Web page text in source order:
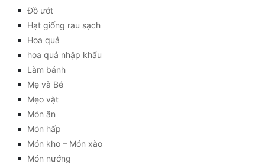
Đồ ướt
Hạt giống rau sạch
Hoa quả
hoa quả nhập khẩu
Làm bánh
Mẹ và Bé
Mẹo vặt
Món ăn
Món hấp
Món kho – Món xào
Món nướng